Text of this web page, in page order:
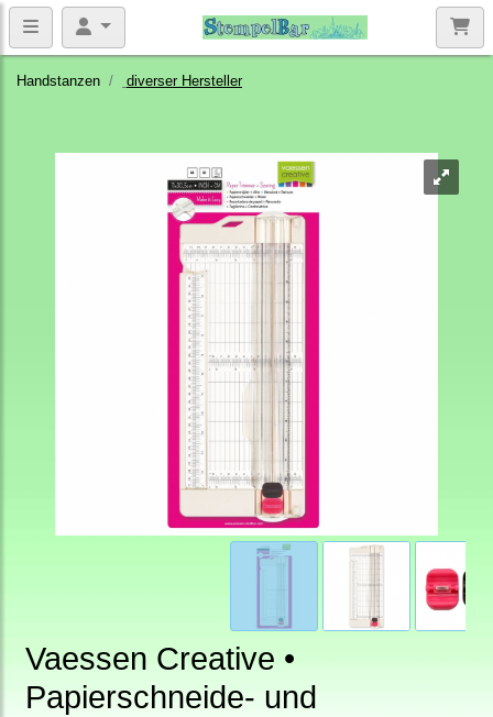
Handstanzen diverser Hersteller
Vaessen Creative •
Papierschneide- und